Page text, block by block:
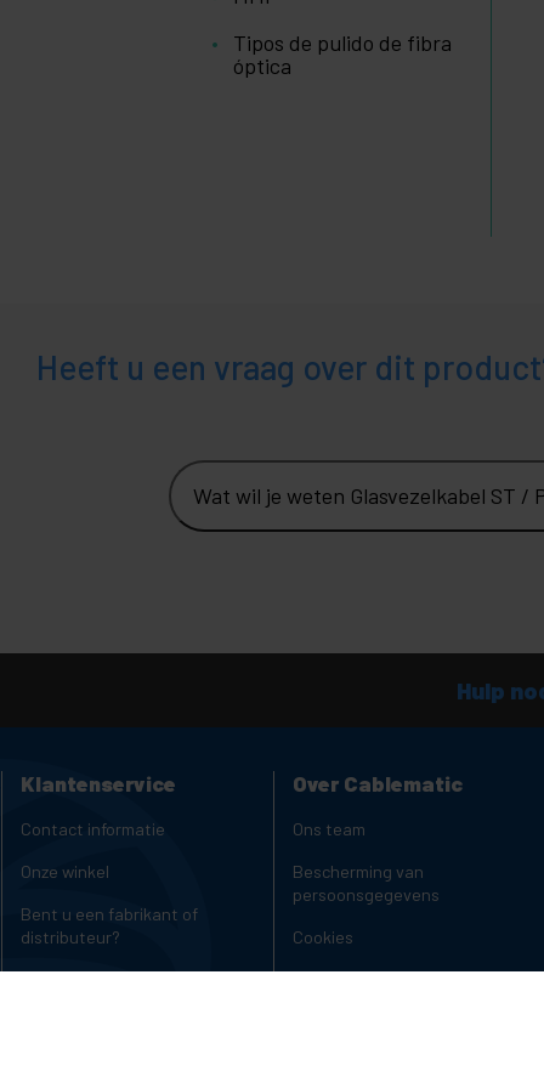
Thuis
+
+
Tipos de pulido de fibra
óptica
Heeft u een vraag over dit
Wat wil je weten Glasvezelkabel ST /
Hulp
Klantenservice
Contact informatie
Onze winkel
Bent u een fabrikant of
distributeur?
Over Cablematic
Ons team
Bescherming van
persoonsgegevens
Cookies